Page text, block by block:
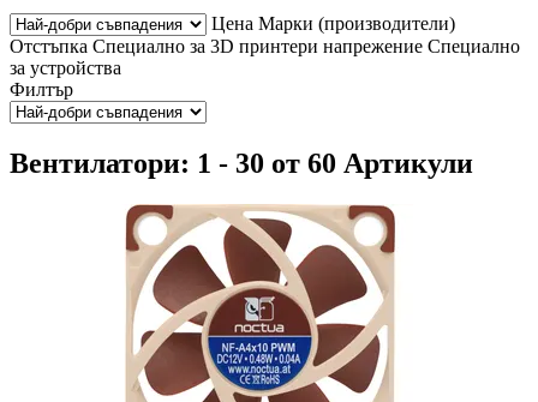
Цена Марки (производители)
Отстъпка Специално за 3D принтери напрежение Специално
за устройства
Филтър
Вентилатори: 1 - 30 от 60 Артикули